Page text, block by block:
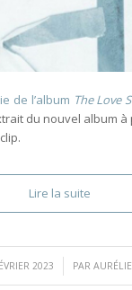
de l’album The Love
du nouvel album
Lire la suite
2023
/ PAR